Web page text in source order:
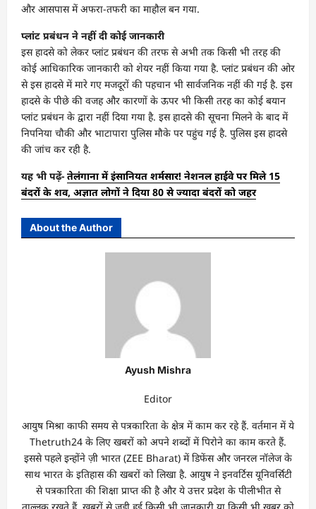
और आसपास में अफरा-तफरी का माहौल बन गया.
प्लांट प्रबंधन ने नहीं दी कोई जानकारी
इस हादसे को लेकर प्लांट प्रबंधन की तरफ से अभी तक किसी भी तरह की
कोई आधिकारिक जानकारी को शेयर नहीं किया गया है. प्लांट प्रबंधन की ओर
से इस हादसे में मारे गए मजदूरों की पहचान भी सार्वजनिक नहीं की गई है. इस
हादसे के पीछे की वजह और कारणों के ऊपर भी किसी तरह का कोई बयान
प्लांट प्रबंधन के द्वारा नहीं दिया गया है. इस हादसे की सूचना मिलने के बाद में
निपनिया चौकी और भाटापारा पुलिस मौके पर पहुंच गई है. पुलिस इस हादसे
की जांच कर रही है.
यह भी पढ़ें- तेलंगाना में इंसानियत शर्मसार! नेशनल हाईवे पर मिले 15
बंदरों के शव, अज्ञात लोगों ने दिया 80 से ज्यादा बंदरों को जहर
About the Author
Ayush Mishra
Editor
आयुष मिश्रा काफी समय से पत्रकारिता के क्षेत्र में काम कर रहे हैं. वर्तमान में ये
Thetruth24 के लिए खबरों को अपने शब्दों में पिरोने का काम करते हैं.
इससे पहले इन्होंने ज़ी भारत (ZEE Bharat) में डिफेंस और जनरल नॉलेज के
साथ भारत के इतिहास की खबरों को लिखा है. आयुष ने इनवर्टिस यूनिवर्सिटी
से पत्रकारिता की शिक्षा प्राप्त की है और ये उत्तर प्रदेश के पीलीभीत से
ताल्लुक रखते हैं. खबरों से जुड़ी हुई किसी भी जानकारी या किसी भी खबर को